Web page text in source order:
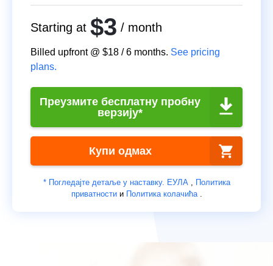
Starting at $3 / month
Billed upfront @ $18 /6 months. See pricing
plans.
Преузмите бесплатну пробну
верзију*
Купи одмах
* Погледајте детаље у наставку. ЕУЛА,
Политика
приватностии Политика колачића.